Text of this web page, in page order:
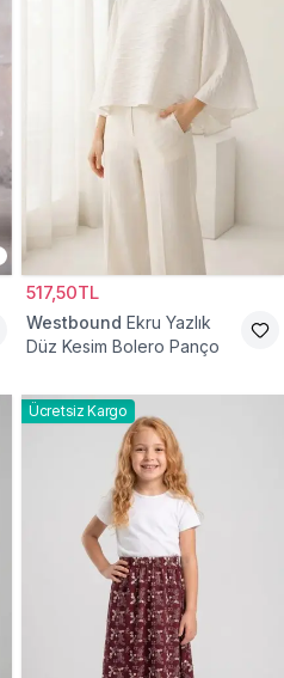
517,50TL
Westbound Ekru Yazlık
Düz Kesim Bolero Panço
Ücretsiz Kargo